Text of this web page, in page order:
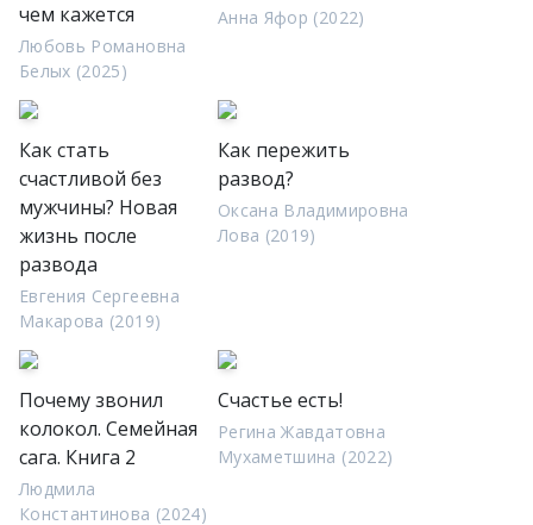
чем кажется
Любовь Романовна
Белых (2025)
Анна Яфор (2022)
Как стать
счастливой без
мужчины? Новая
жизнь после
развода
Евгения Сергеевна
Макарова (2019)
Как пережить
развод?
Оксана Владимировна
Лова (2019)
Почему звонил
колокол. Семейная
сага. Книга 2
Людмила
Константинова (2024)
Счастье есть!
Регина Жавдатовна
Мухаметшина (2022)